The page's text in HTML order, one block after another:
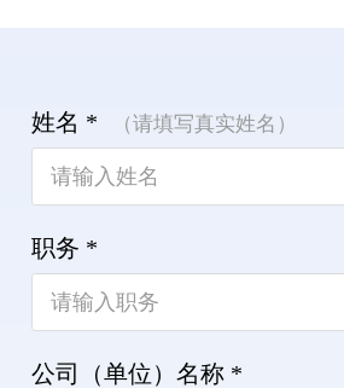
姓名 * （请填写真实姓名）
职务 *
公司（单位）名称 *